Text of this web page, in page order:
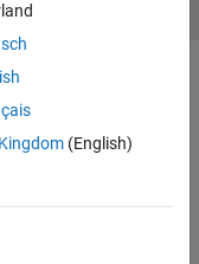
(English)